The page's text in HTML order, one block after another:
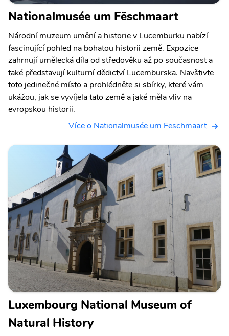
Nationalmusée um Fëschmaart
Národní muzeum umění a historie v Lucemburku nabízí
fascinující pohled na bohatou historii země. Expozice
zahrnují umělecká díla od středověku až po současnost a
také představují kulturní dědictví Lucemburska. Navštivte
toto jedinečné místo a prohlédněte si sbírky, které vám
ukážou, jak se vyvíjela tato země a jaké měla vliv na
evropskou historii.
Více o Nationalmusée um Fëschmaart
Luxembourg National Museum of
Natural History